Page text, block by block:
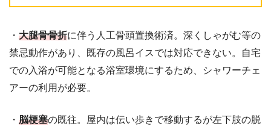
・ 大腿骨骨折に伴う人工骨頭置換術済。深くしゃがむ等の
禁忌動作があり、既存の風呂イスでは対応できない。自宅
での入浴が可能となる浴室環境にするため、シャワーチェ
アーの利用が必要。
・ 脳梗塞の既往。屋内は伝い歩きで移動するが左下肢の脱